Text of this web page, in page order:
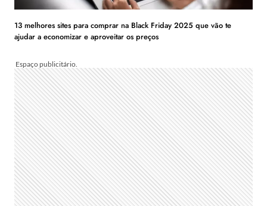
13 melhores sites para comprar na Black Friday 2025 que vão te
ajudar a economizar e aproveitar os preços